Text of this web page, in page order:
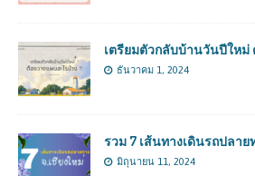
เตรียมตัวกลับบ้านวันปีใหม่
ธันวาคม 1, 2024
รวม 7 เส้นทางเดินรถปลาย
มิถุนายน 11, 2024